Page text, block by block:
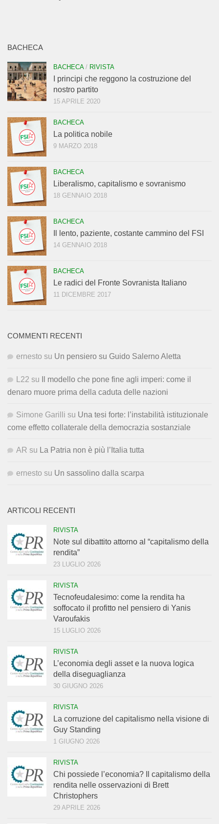
BACHECA
BACHECA/ RIVISTA
I principi che reggono la costruzione del
nostro partito
15 APRILE 2020
BACHECA
La politica nobile
9 MARZO 2018
BACHECA
Liberalismo, capitalismo e sovranismo
18 GENNAIO 2018
BACHECA
Il lento, paziente, costante cammino del FSI
14 GENNAIO 2018
BACHECA
Le radici del Fronte Sovranista Italiano
11 DICEMBRE 2017
COMMENTI RECENTI
ernesto su Un pensiero su Guido Salerno Aletta
L22 su
Il modello che pone fine agli imperi: come il
denaro muore prima della caduta delle nazioni
Simone Garilli su Una tesi forte: l’instabilità istituzionale
come effetto collaterale della democrazia sostanziale
AR su La Patria non è più l’Italia tutta
ernesto su Un sassolino dalla scarpa
ARTICOLI RECENTI
RIVISTA
Note sul dibattito attorno al “capitalismo della
rendita”
23 LUGLIO 2026
RIVISTA
Tecnofeudalesimo: come la rendita ha
soffocato il profitto nel pensiero di Yanis
Varoufakis
15 LUGLIO 2026
RIVISTA
L’economia degli asset e la nuova logica
della diseguaglianza
30 GIUGNO 2026
RIVISTA
La corruzione del capitalismo nella visione di
Guy Standing
1 GIUGNO 2026
RIVISTA
Chi possiede l’economia? Il capitalismo della
rendita nelle osservazioni di Brett
Christophers
29 APRILE 2026